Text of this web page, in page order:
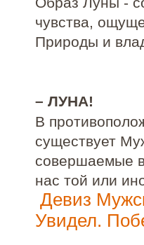
чувства,
Природы и
– ЛУНА!
В
существует
совершаемые
нас той или
Девиз
Увидел.